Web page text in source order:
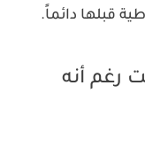
قبلها دائماً.
رغم أنه